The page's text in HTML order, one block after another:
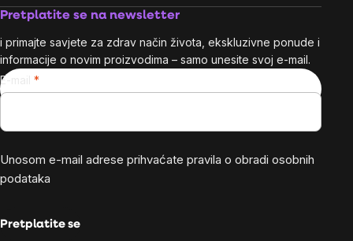
Pretplatite se na newsletter
i primajte savjete za zdrav način života, ekskluzivne ponude i
informacije o novim proizvodima – samo unesite svoj e-mail.
E-mail
Unosom e-mail adrese prihvaćate pravila o obradi osobnih
podataka
Pretplatite se